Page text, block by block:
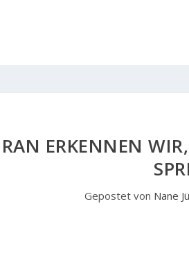
ERKENNEN WIR,
Gepostet von Nane